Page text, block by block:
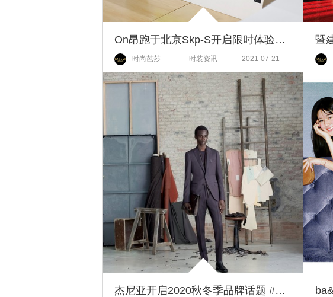
On昂跑于北京Skp-S开启限时体验空间
时尚芭莎 时装资讯 2021-07-21
杰尼亚开启2020秋冬季品牌话题 #何谓当代男士#——“传承”